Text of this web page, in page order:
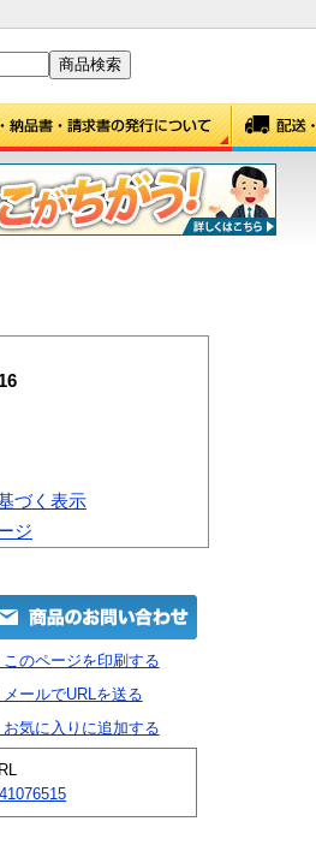
づく表示
ジ
のページを印刷する
ールでURLを送る
お気に入りに追加する